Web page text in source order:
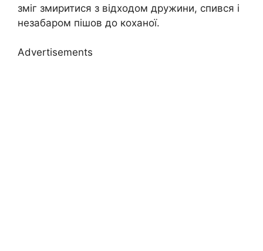
зміг змиритися з відходом дружини, спився і
незабаром пішов до коханої.
Advertisements